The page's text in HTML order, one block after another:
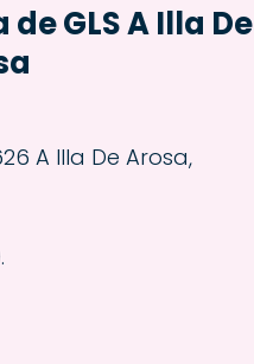
GLS A Illa De
A Illa De Arosa,